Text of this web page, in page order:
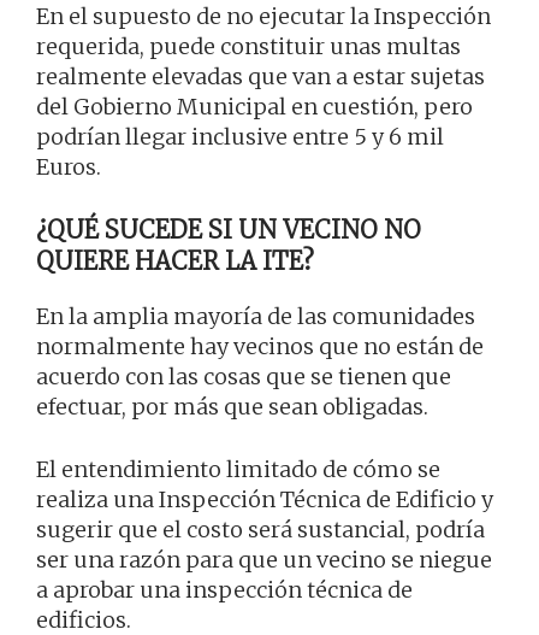
En el supuesto de no ejecutar la Inspección
requerida, puede constituir unas multas
realmente elevadas que van a estar sujetas
del Gobierno Municipal en cuestión, pero
podrían llegar inclusive entre 5 y 6 mil
Euros.
¿QUÉ SUCEDE SI UN VECINO NO
QUIERE HACER LA ITE?
En la amplia mayoría de las comunidades
normalmente hay vecinos que no están de
acuerdo con las cosas que se tienen que
efectuar, por más que sean obligadas.
El entendimiento limitado de cómo se
realiza una Inspección Técnica de Edificio y
sugerir que el costo será sustancial, podría
ser una razón para que un vecino se niegue
a aprobar una inspección técnica de
edificios.